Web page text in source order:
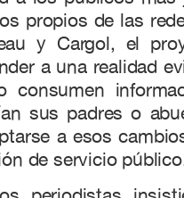
propios de las
y Cargol, el
a una realidad
consumen
sus padres o
a esos
de servicio